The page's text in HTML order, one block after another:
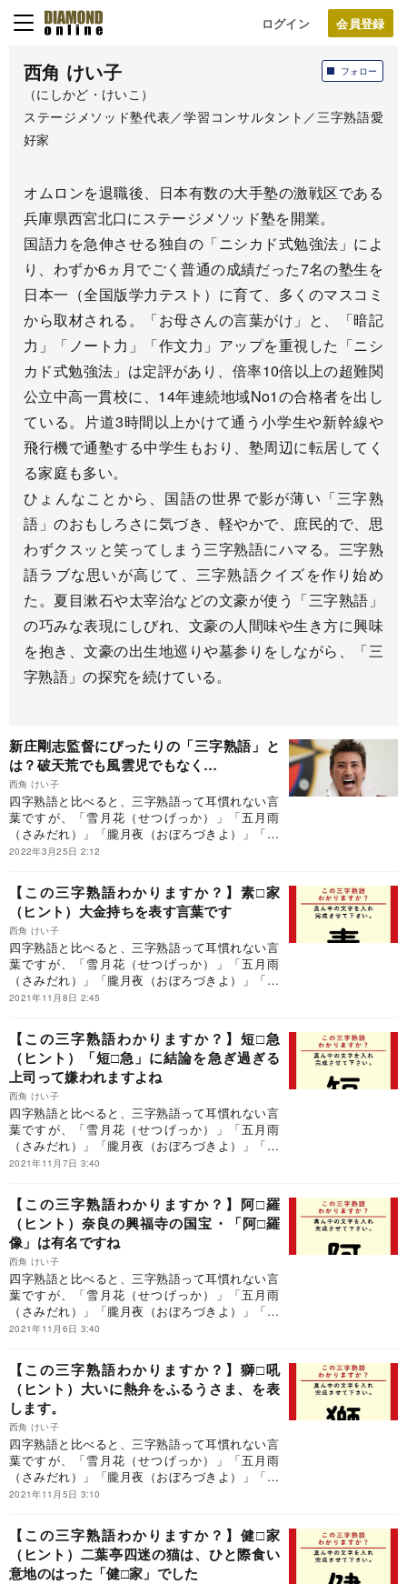
ログイン
フォロー
西角 けい子
（にしかど・けいこ）
ステージメソッド塾代表／学習コンサルタント／三字熟語愛
好家
オムロンを退職後、日本有数の大手塾の激戦区である
兵庫県西宮北口にステージメソッド塾を開業。
国語力を急伸させる独自の「ニシカド式勉強法」によ
り、わずか6ヵ月でごく普通の成績だった7名の塾生を
日本一（全国版学力テスト）に育て、多くのマスコミ
から取材される。「お母さんの言葉がけ」と、「暗記
力」「ノート力」「作文力」アップを重視した「ニシ
カド式勉強法」は定評があり、倍率10倍以上の超難関
公立中高一貫校に、14年連続地域No1の合格者を出し
ている。片道3時間以上かけて通う小学生や新幹線や
飛行機で通塾する中学生もおり、塾周辺に転居してく
る家庭も多い。
ひょんなことから、国語の世界で影が薄い「三字熟
語」のおもしろさに気づき、軽やかで、庶民的で、思
わずクスッと笑ってしまう三字熟語にハマる。三字熟
語ラブな思いが高じて、三字熟語クイズを作り始め
た。夏目漱石や太宰治などの文豪が使う「三字熟語」
の巧みな表現にしびれ、文豪の人間味や生き方に興味
を抱き、文豪の出生地巡りや墓参りをしながら、「三
字熟語」の探究を続けている。
新庄剛志監督にぴったりの「三字熟語」と
は？破天荒でも風雲児でもなく…
西角 けい子
四字熟語と比べると、三字熟語って耳慣れない言
葉ですが、「雪月花（せつげっか）」「五月雨
（さみだれ）」「朧月夜（おぼろづきよ）」「安
本丹（あんぽんたん）」「頓珍漢（とんちんか
（だいだんえん）」など、三字熟語の世界は多彩
です。是非、三字熟語の世界を堪能ください！
2022年3月25日 2:12
【この三字熟語わかりますか？】素□家
（ヒント）大金持ちを表す言葉です
西角 けい子
四字熟語と比べると、三字熟語って耳慣れない言
葉ですが、「雪月花（せつげっか）」「五月雨
（さみだれ）」「朧月夜（おぼろづきよ）」「安
本丹（あんぽんたん）」「頓珍漢（とんちんか
（だいだんえん）」など、三字熟語の世界は多彩
です。是非、三字熟語の世界を堪能ください！
2021年11月8日 2:45
【この三字熟語わかりますか？】短□急
（ヒント）「短□急」に結論を急ぎ過ぎる
上司って嫌われますよね
西角 けい子
四字熟語と比べると、三字熟語って耳慣れない言
葉ですが、「雪月花（せつげっか）」「五月雨
（さみだれ）」「朧月夜（おぼろづきよ）」「安
本丹（あんぽんたん）」「頓珍漢（とんちんか
（だいだんえん）」など、三字熟語の世界は多彩
です。是非、三字熟語の世界を堪能ください！
2021年11月7日 3:40
【この三字熟語わかりますか？】阿□羅
（ヒント）奈良の興福寺の国宝・「阿□羅
像」は有名ですね
西角 けい子
四字熟語と比べると、三字熟語って耳慣れない言
葉ですが、「雪月花（せつげっか）」「五月雨
（さみだれ）」「朧月夜（おぼろづきよ）」「安
本丹（あんぽんたん）」「頓珍漢（とんちんか
（だいだんえん）」など、三字熟語の世界は多彩
です。是非、三字熟語の世界を堪能ください！
2021年11月6日 3:40
【この三字熟語わかりますか？】獅□吼
（ヒント）大いに熱弁をふるうさま、を表
します。
西角 けい子
四字熟語と比べると、三字熟語って耳慣れない言
葉ですが、「雪月花（せつげっか）」「五月雨
（さみだれ）」「朧月夜（おぼろづきよ）」「安
本丹（あんぽんたん）」「頓珍漢（とんちんか
（だいだんえん）」など、三字熟語の世界は多彩
です。是非、三字熟語の世界を堪能ください！
2021年11月5日 3:10
【この三字熟語わかりますか？】健□家
（ヒント）二葉亭四迷の猫は、ひと際食い
意地のはった「健□家」でした